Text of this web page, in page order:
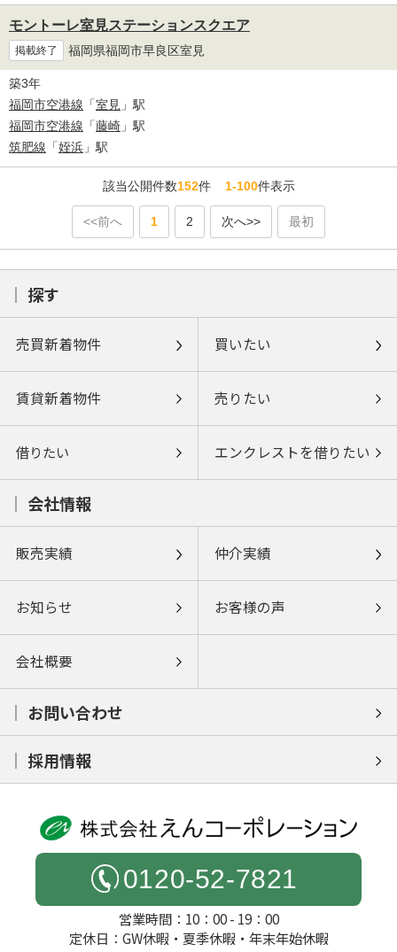
モントーレ室見ステーションスクエア
掲載終了 福岡県福岡市早良区室見
築3年
福岡市空港線 「室見 」駅
福岡市空港線 「藤崎 」駅
筑肥線 「姪浜 」駅
該当公開件数152件1-100件表示
<<前へ 1 2 次へ>> 最初
探す
売買新着物件 買いたい
賃貸新着物件 売りたい
借りたい エンクレストを借りたい
会社情報
販売実績 仲介実績
お知らせ お客様の声
会社概要
お問い合わせ
採用情報
0120-52-7821
営業時間：10：00 - 19：00
定休日：GW休暇・夏季休暇・年末年始休暇